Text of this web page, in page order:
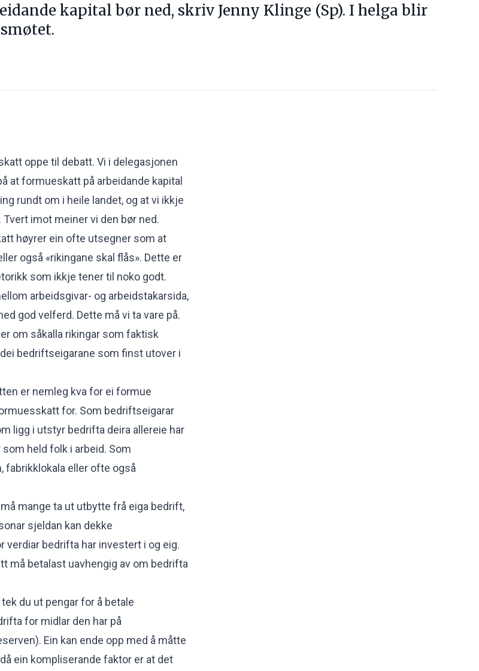
kapital bør ned, skriv Jenny Klinge (Sp). I helga blir
oppe til debatt. Vi i delegasjonen
at formueskatt på arbeidande kapital
rundt om i heile landet, og at vi ikkje
imot meiner vi den bør ned.
høyrer ein ofte utsegner som at
også «rikingane skal flås». Dette er
som ikkje tener til noko godt.
arbeidsgivar- og arbeidstakarsida,
god velferd. Dette må vi ta vare på.
om såkalla rikingar som faktisk
bedriftseigarane som finst utover i
er nemleg kva for ei formue
for. Som bedriftseigarar
ligg i utstyr bedrifta deira allereie har
held folk i arbeid. Som
fabrikklokala eller ofte også
mange ta ut utbytte frå eiga bedrift,
sjeldan kan dekke
bedrifta har investert i og eig.
må betalast uavhengig av om bedrifta
du ut pengar for å betale
for midlar den har på
Ein kan ende opp med å måtte
ein kompliserande faktor er at det